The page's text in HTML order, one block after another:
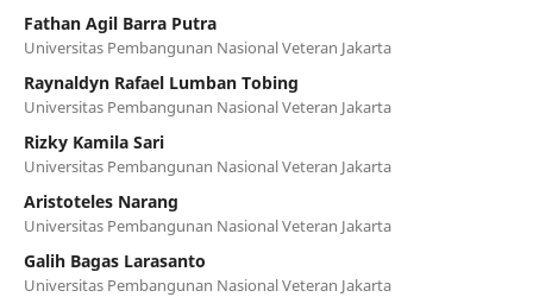
Fathan Agil Barra Putra
Universitas Pembangunan Nasional Veteran Jakarta
Raynaldyn Rafael Lumban Tobing
Universitas Pembangunan Nasional Veteran Jakarta
Rizky Kamila Sari
Universitas Pembangunan Nasional Veteran Jakarta
Aristoteles Narang
Universitas Pembangunan Nasional Veteran Jakarta
Galih Bagas Larasanto
Universitas Pembangunan Nasional Veteran Jakarta